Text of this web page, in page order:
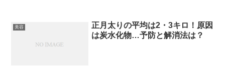
美容
正月太りの平均は2・3キロ！原因
は炭水化物…予防と解消法は？